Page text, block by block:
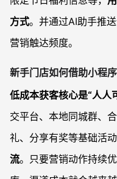
方式。并通过AI助手推
营销触达频度。
新手门店如何借助小程
低成本获客核心是“人人
交平台、本地同城群、
礼、分享有奖等基础活动
流。只要营销动作持续